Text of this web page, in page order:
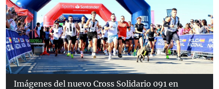
Imágenes del nuevo Cross Solidario 091 en